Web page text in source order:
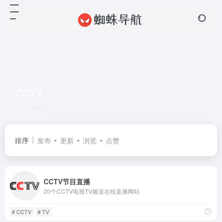
排序 发布 更新 浏览 点赞
CCTV节目直播
20个CCTV电视TV频道在线直播网站
# CCTV # TV